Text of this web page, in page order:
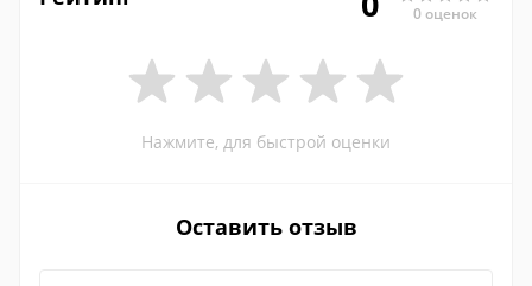
0 оценок
Нажмите, для быстрой оценки
Оставить отзыв